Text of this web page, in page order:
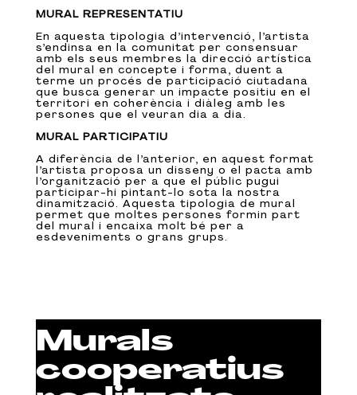
MURAL REPRESENTATIU
En aquesta tipologia d’intervenció, l’artista
s’endinsa en la comunitat per consensuar
amb els seus membres la direcció artística
del mural en concepte i forma, duent a
terme un procés de participació ciutadana
que busca generar un impacte positiu en el
territori en coherència i diàleg amb les
persones que el veuran dia a dia.
MURAL PARTICIPATIU
A diferència de l’anterior, en aquest format
l’artista proposa un disseny o el pacta amb
l’organització per a que el públic pugui
participar-hi pintant-lo sota la nostra
dinamització. Aquesta tipologia de mural
permet que moltes persones formin part
del mural i encaixa molt bé per a
esdeveniments o grans grups.
Murals
cooperatius